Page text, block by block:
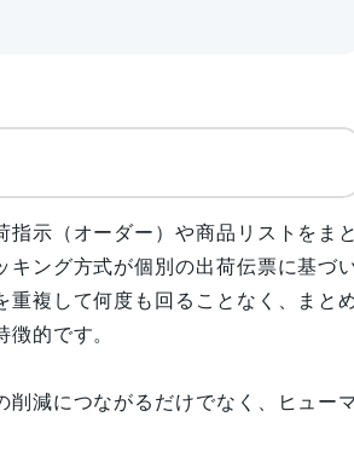
示（オーダー）や商品リストをまと
ング方式が個別の出荷伝票に基づ
複して何度も回ることなく、まと
的です。
減につながるだけでなく、ヒュー